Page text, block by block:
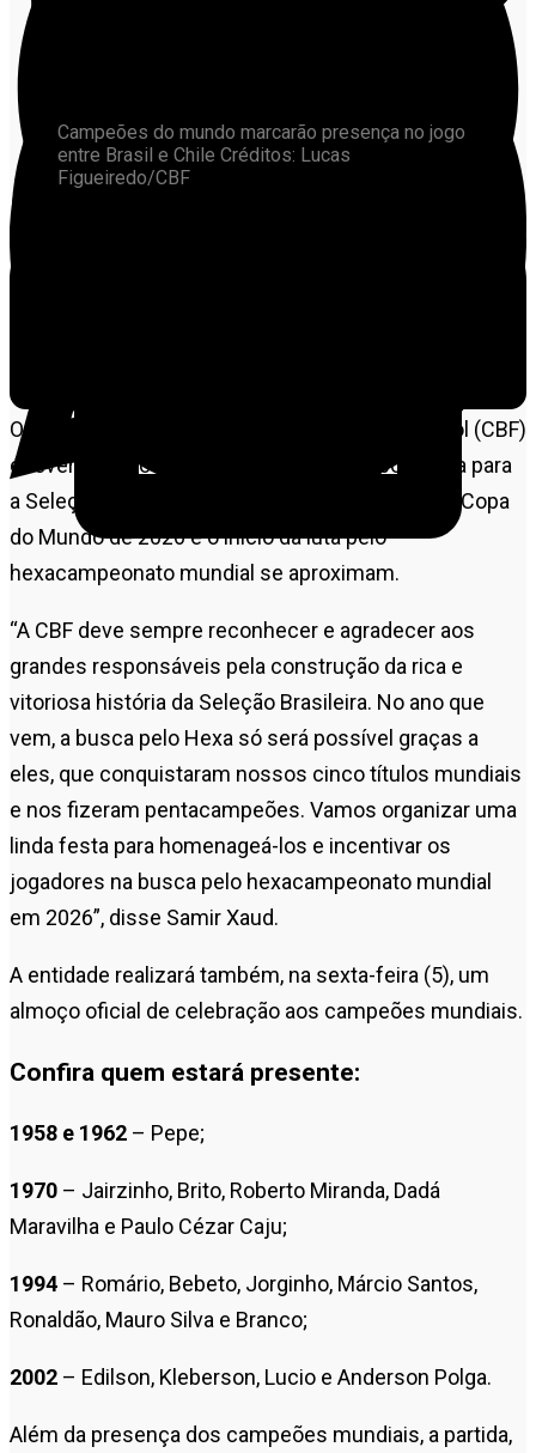
Campeões do mundo marcarão presença no jogo
entre Brasil e Chile Créditos: Lucas
Figueiredo/CBF
Representantes dos cinco títulos mundiais da Seleção
Brasileira marcarão presença no jogo entre Brasil e
O objetivo da Confederação Brasileira de Futebol (CBF)
é reverenciá-los e reconhecer a sua importância para
a Seleção Brasileira, em um momento no qual a Copa
do Mundo de 2026 e o início da luta pelo
hexacampeonato mundial se aproximam.
“A CBF deve sempre reconhecer e agradecer aos
grandes responsáveis pela construção da rica e
vitoriosa história da Seleção Brasileira. No ano que
vem, a busca pelo Hexa só será possível graças a
eles, que conquistaram nossos cinco títulos mundiais
e nos fizeram pentacampeões. Vamos organizar uma
linda festa para homenageá-los e incentivar os
jogadores na busca pelo hexacampeonato mundial
em 2026”, disse Samir Xaud.
A entidade realizará também, na sexta-feira (5), um
almoço oficial de celebração aos campeões mundiais.
Confira quem estará presente:
1958 e 1962 – Pepe;
1970 – Jairzinho, Brito, Roberto Miranda, Dadá
Maravilha e Paulo Cézar Caju;
1994 – Romário, Bebeto, Jorginho, Márcio Santos,
Ronaldão, Mauro Silva e Branco;
2002 – Edilson, Kleberson, Lucio e Anderson Polga.
Além da presença dos campeões mundiais, a partida,